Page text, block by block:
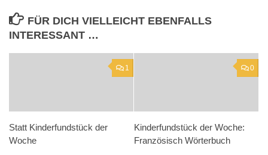
FÜR DICH VIELLEICHT EBENFALLS
INTERESSANT …
1
Statt Kinderfundstück der
Woche
0
Kinderfundstück der Woche:
Französisch Wörterbuch